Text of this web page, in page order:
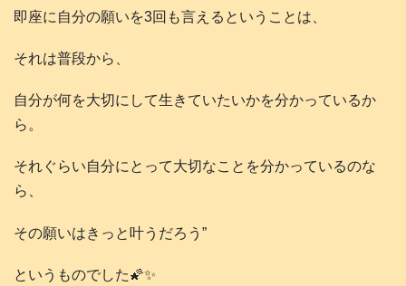
即座に自分の願いを3回も言えるということは、
それは普段から、
自分が何を大切にして生きていたいかを分かっているか
ら。
それぐらい自分にとって大切なことを分かっているのな
ら、
その願いはきっと叶うだろう”
というものでした🌠✨